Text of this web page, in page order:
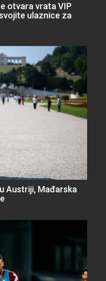
otvara vrata VIP
ulaznice za
Austriji, Mađarska